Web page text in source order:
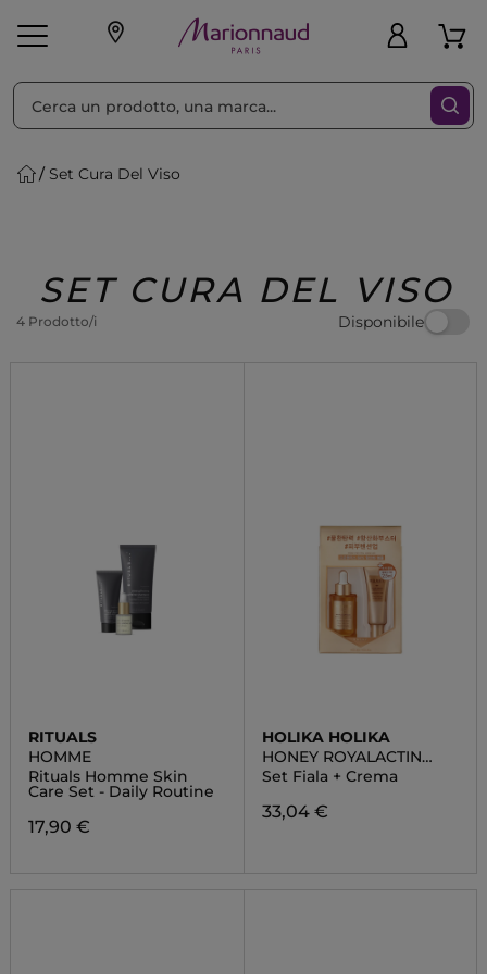
Make-up Profumi
Regalo
Set Cura Del Viso
SET CURA DEL VISO
4 Prodotto/i Disponibile
Ordina per Filtra
RITUALS
HOMME
Rituals Homme Skin
Care Set - Daily Routine
17,90 €
HOLIKA HOLIKA
HONEY ROYALACTIN
PROPOLIS AMPOULE
SET
Set Fiala + Crema
33,04 €